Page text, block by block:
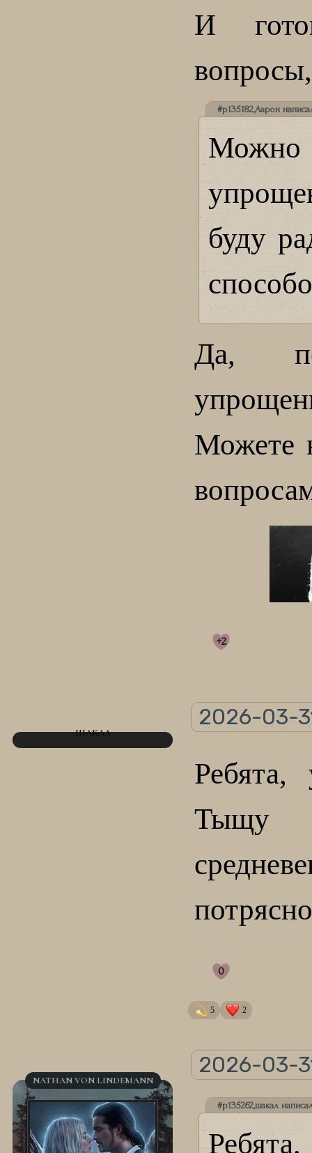
И
вопросы,
#p135182,Аарон
буду
Да,
Можете
+2
2026-03-
ШАКАЛ
Тыщу
потрясно
0
5 2
2026-03-
NATHAN VON LINDEMANN
#p135262,шакал